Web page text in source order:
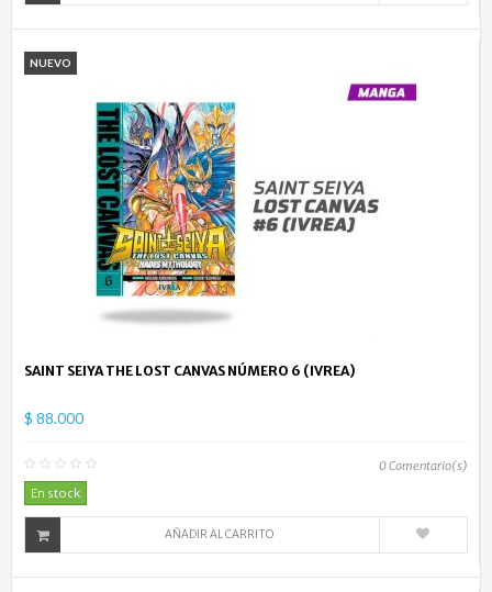
NUEVO
SAINT SEIYA THE LOST CANVAS NÚMERO 6 (IVREA)
$ 88.000
0Comentario(s)
En stock
AÑADIR AL CARRITO